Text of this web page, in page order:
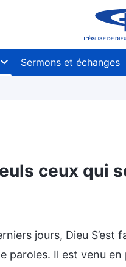
Sermons et échanges
ceux qui
jours, Dieu
paroles. Il est venu